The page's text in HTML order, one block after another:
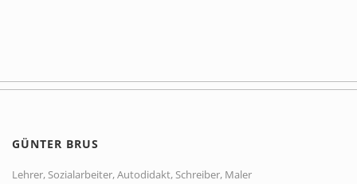
GÜNTER BRUS
Lehrer, Sozialarbeiter, Autodidakt, Schreiber, Maler